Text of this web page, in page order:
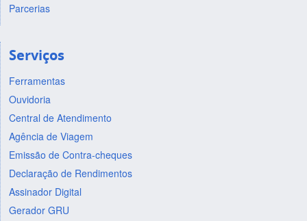
Parcerias
Serviços
Ferramentas
Ouvidoria
Central de Atendimento
Agência de Viagem
Emissão de Contra-cheques
Declaração de Rendimentos
Assinador Digital
Gerador GRU